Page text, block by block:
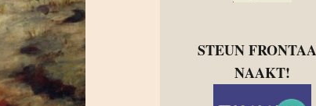
STEUN
NAAKT!